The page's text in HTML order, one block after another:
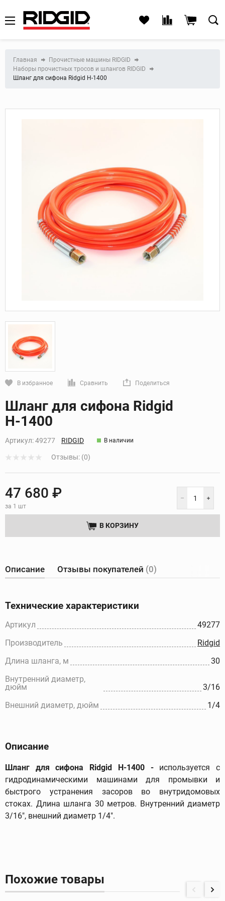
Главная
Прочистные машины RIDGID
Наборы прочистных тросов и шлангов RIDGID
Шланг для сифона Ridgid Н-1400
В избранное Сравнить Поделиться
Кликните, чтобы скопировать прямую ссылку
Шланг для сифона Ridgid
Н-1400
Артикул:49277 RIDGID В наличии
Отзывы: (0)
47 680 ₽
за 1 шт
В КОРЗИНУ
Описание Отзывы покупателей (0)
Технические характеристики
Артикул
49277
Производитель
Ridgid
Длина шланга, м
30
Внутренний диаметр,
дюйм
3/16
Внешний диаметр, дюйм
1/4
Описание
Шланг для сифона Ridgid Н-1400 -используется с
гидродинамическими машинами для промывки и
быстрого устранения засоров во внутридомовых
стоках. Длина шланга 30 метров. Внутренний диаметр
3/16", внешний диаметр 1/4".
Похожие товары